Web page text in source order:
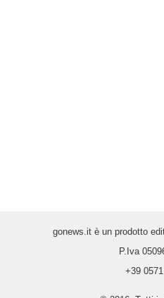
gonews.it è un prodotto
P.Iva
+39